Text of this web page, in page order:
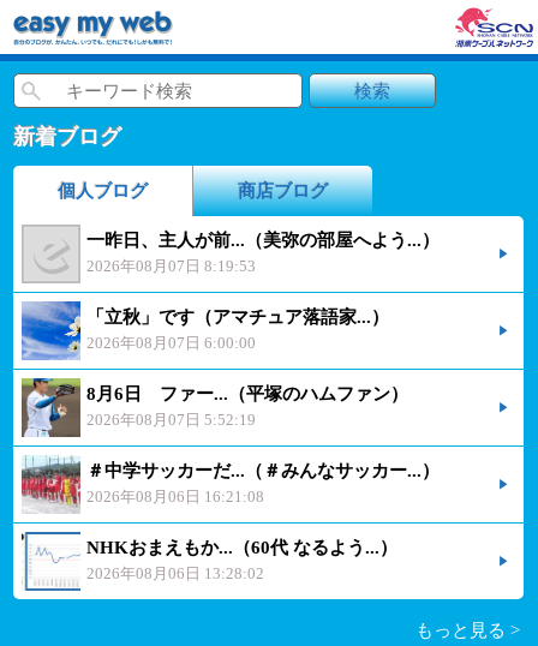
新着ブログ
個人ブログ 商店ブログ
一昨日、主人が前...（美弥の部屋へよう...）
2026年08月07日 8:19:53
「立秋」です（アマチュア落語家...）
2026年08月07日 6:00:00
8月6日 ファー...（平塚のハムファン）
2026年08月07日 5:52:19
＃中学サッカーだ...（＃みんなサッカー...）
2026年08月06日 16:21:08
NHKおまえもか...（60代 なるよう...）
2026年08月06日 13:28:02
もっと見る >